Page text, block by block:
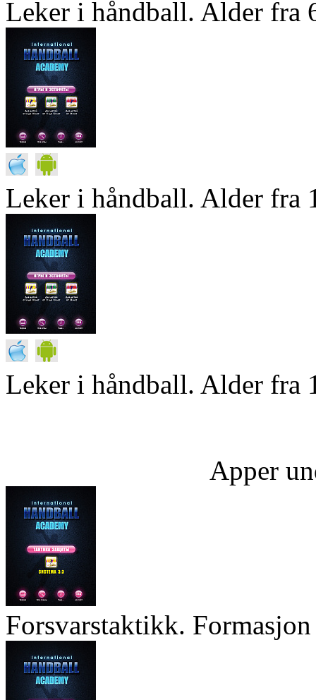
Leker i håndball. Alder fra
Leker i håndball. Alder fra
Leker i håndball. Alder fra
Apper
Forsvarstaktikk.